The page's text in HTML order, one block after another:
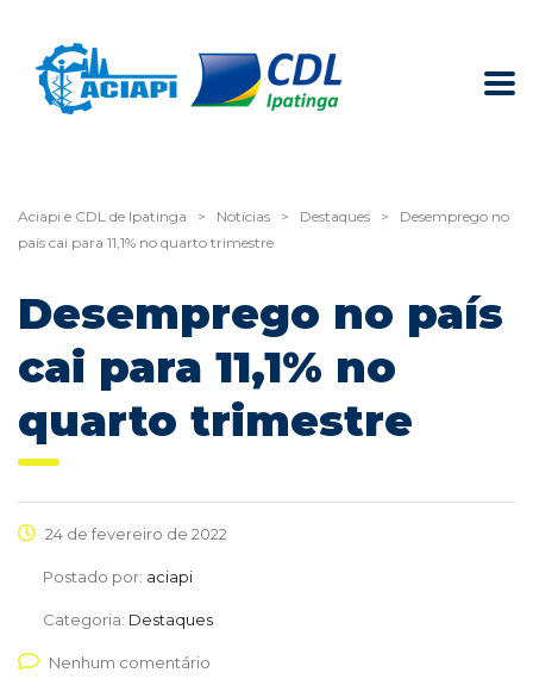
Aciapi e CDL de Ipatinga > Notícias > Destaques >
Desemprego no
país cai para 11,1% no quarto trimestre
Desemprego no país
cai para 11,1% no
quarto trimestre
24 de fevereiro de 2022
Postado por: aciapi
Categoria: Destaques
Nenhum comentário